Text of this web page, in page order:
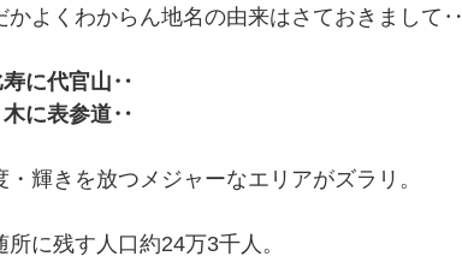
かよくわからん地名の由来はさておきまして‥
寿に代官山‥
木に表参道‥
輝きを放つメジャーなエリアがズラリ。
に残す人口約24万3千人。